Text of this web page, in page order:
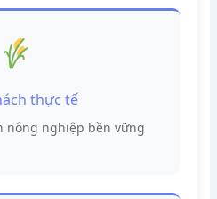
thực tế
nông nghiệp bền vững